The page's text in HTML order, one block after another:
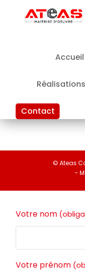
Accueil
Réalisations
Contact
© Ateas
-
Votre nom
Votre prénom